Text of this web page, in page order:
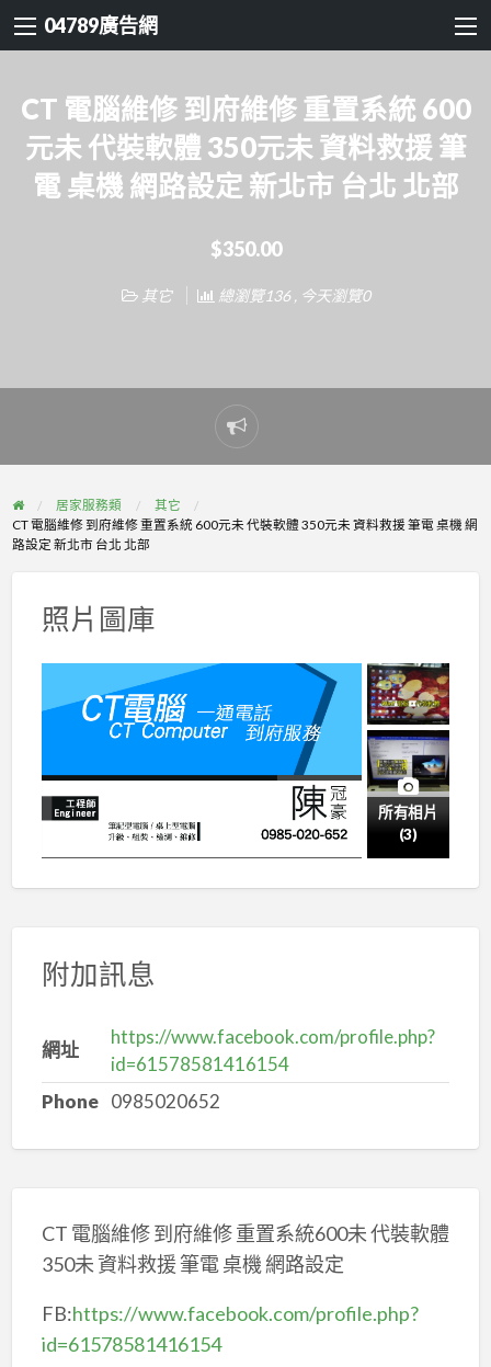
04789廣告網
CT 電腦維修 到府維修 重置系統 600
元未 代裝軟體 350元未 資料救援 筆
電 桌機 網路設定 新北市 台北 北部
$350.00
其它 總瀏覽136 , 今天瀏覽0
Report
problem
居家服務類
其它
CT 電腦維修 到府維修 重置系統 600元未 代裝軟體 350元未 資料救援 筆電 桌機 網
路設定 新北市 台北 北部
照片圖庫
所有相片
(3)
附加訊息
網址
https://www.facebook.com/profile.php?
id=61578581416154
Phone 0985020652
CT 電腦維修 到府維修 重置系統600未 代裝軟體
350未 資料救援 筆電 桌機 網路設定
FB:https://www.facebook.com/profile.php?
id=61578581416154